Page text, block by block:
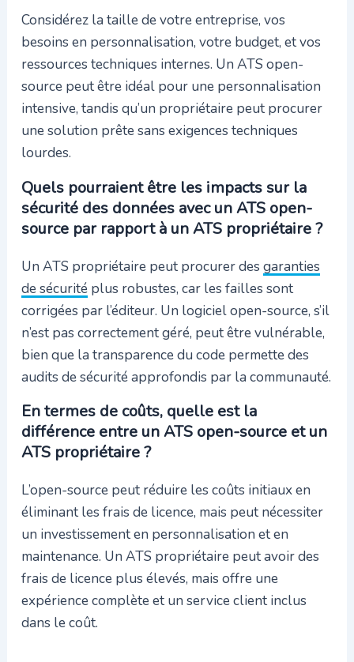
Considérez la taille de votre entreprise, vos
besoins en personnalisation, votre budget, et vos
ressources techniques internes. Un ATS open-
source peut être idéal pour une personnalisation
intensive, tandis qu’un propriétaire peut procurer
une solution prête sans exigences techniques
lourdes.
Quels pourraient être les impacts sur la
sécurité des données avec un ATS open-
source par rapport à un ATS propriétaire ?
Un ATS propriétaire peut procurer des garanties
de sécuritéplus robustes, car les failles sont
corrigées par l’éditeur. Un logiciel open-source, s’il
n’est pas correctement géré, peut être vulnérable,
bien que la transparence du code permette des
audits de sécurité approfondis par la communauté.
En termes de coûts, quelle est la
différence entre un ATS open-source et un
ATS propriétaire ?
L’open-source peut réduire les coûts initiaux en
éliminant les frais de licence, mais peut nécessiter
un investissement en personnalisation et en
maintenance. Un ATS propriétaire peut avoir des
frais de licence plus élevés, mais offre une
expérience complète et un service client inclus
dans le coût.